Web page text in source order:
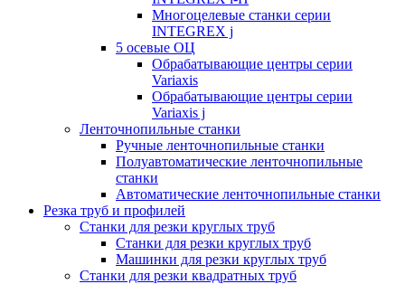
Многоцелевые станки серии
INTEGREX j
5 осевые ОЦ
Обрабатывающие центры серии
Variaxis
Обрабатывающие центры серии
Variaxis j
Ленточнопильные станки
Ручные ленточнопильные станки
Полуавтоматические ленточнопильные
станки
Автоматические ленточнопильные станки
Резка труб и профилей
Станки для резки круглых труб
Станки для резки круглых труб
Машинки для резки круглых труб
Станки для резки квадратных труб